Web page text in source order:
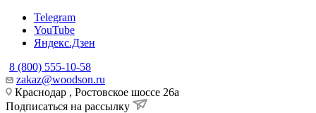
Telegram
YouTube
Яндекс.Дзен
8 (800) 555-10-58
zakaz@woodson.ru
Краснодар , Ростовское шоссе 26а
Подписаться на рассылку